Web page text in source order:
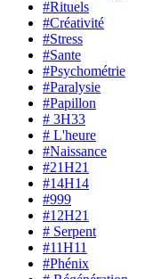
#Rituels
#Créativité
#Stress
#Sante
#Psychométrie
#Paralysie
#Papillon
# 3H33
# L'heure
#Naissance
#21H21
#14H14
#999
#12H21
# Serpent
#11H11
#Phénix